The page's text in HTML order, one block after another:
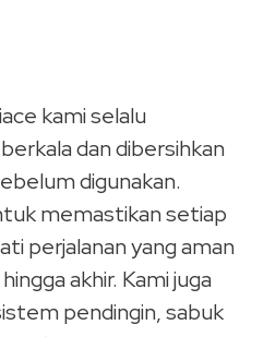
kami selalu
dan dibersihkan
digunakan.
memastikan setiap
perjalanan yang aman
akhir. Kami juga
pendingin, sabuk